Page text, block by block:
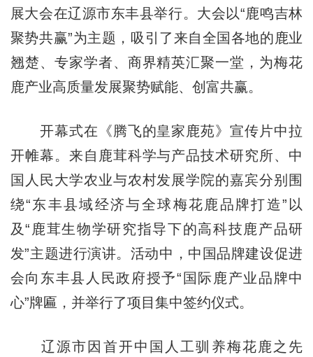
展大会在辽源市东丰县举行。大会以“鹿鸣吉林
聚势共赢”为主题，吸引了来自全国各地的鹿业
翘楚、专家学者、商界精英汇聚一堂，为梅花
鹿产业高质量发展聚势赋能、创富共赢。
开幕式在《腾飞的皇家鹿苑》宣传片中拉
开帷幕。来自鹿茸科学与产品技术研究所、中
国人民大学农业与农村发展学院的嘉宾分别围
绕“东丰县域经济与全球梅花鹿品牌打造”以
及“鹿茸生物学研究指导下的高科技鹿产品研
发”主题进行演讲。活动中，中国品牌建设促进
会向东丰县人民政府授予“国际鹿产业品牌中
心”牌匾，并举行了项目集中签约仪式。
辽源市因首开中国人工驯养梅花鹿之先